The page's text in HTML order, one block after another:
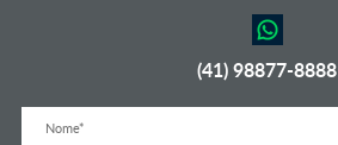
(41) 98877-8888